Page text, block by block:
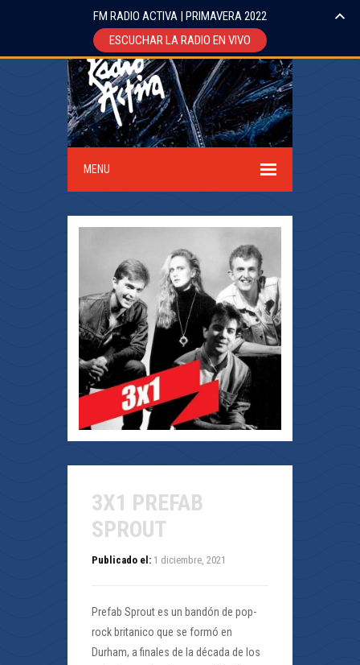
MENU
3X1 PREFAB
SPROUT
Publicado el: 1 diciembre, 2021
Prefab Sprout es un bandón de pop-
rock britanico que se formó en
Durham, a finales de la década de los
FM RADIO ACTIVA | PRIMAVERA 2022
ESCUCHAR LA RADIO EN VIVO